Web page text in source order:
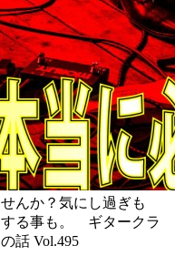
んか？気にし過ぎも
る事も。 ギタークラ
話 Vol.495